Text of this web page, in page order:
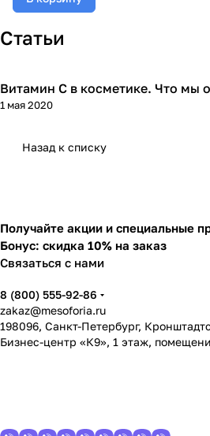
Статьи
Уход за лицом
Витамин С в косметике. Что мы
1 мая 2020
Назад к списку
Получайте акции и специальные
Бонус: скидка 10% на заказ
Связаться с нами
8 (800) 555-92-86
zakaz@mesoforia.ru
198096, Санкт-Петербург,
Бизнес-центр «К9», 1 этаж,